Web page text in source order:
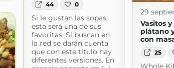
44 0
Si le gustan las sopas
esta será una de sus
favoritas. Si buscan en
la red se darán cuenta
que con este título hay
diferentes versiones. En
29
Vasitos
plátano
con
25
Whole